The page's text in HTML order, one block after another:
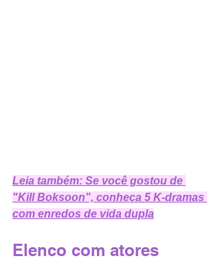
Leia também: Se você gostou de
"Kill Boksoon", conheça 5 K-dramas
com enredos de vida dupla
Elenco com atores